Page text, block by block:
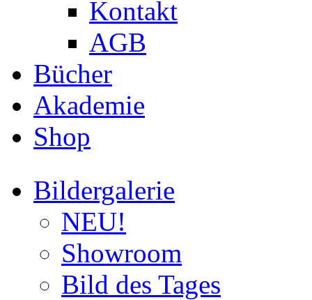
Kontakt
AGB
Bücher
Akademie
Shop
Bildergalerie
NEU!
Showroom
Bild des Tages